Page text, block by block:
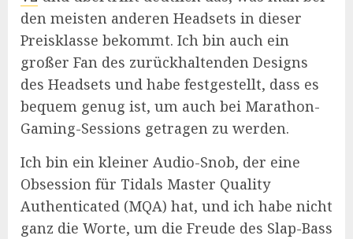
den meisten anderen Headsets in dieser
Preisklasse bekommt. Ich bin auch ein
großer Fan des zurückhaltenden Designs
des Headsets und habe festgestellt, dass es
bequem genug ist, um auch bei Marathon-
Gaming-Sessions getragen zu werden.
Ich bin ein kleiner Audio-Snob, der eine
Obsession für Tidals Master Quality
Authenticated (MQA) hat, und ich habe nicht
ganz die Worte, um die Freude des Slap-Bass